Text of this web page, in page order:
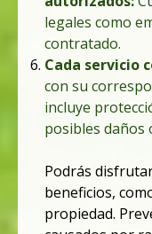
legales como
contratado.
Cada servicio
con su
incluye
posibles daños
Podrás
beneficios,
propiedad.